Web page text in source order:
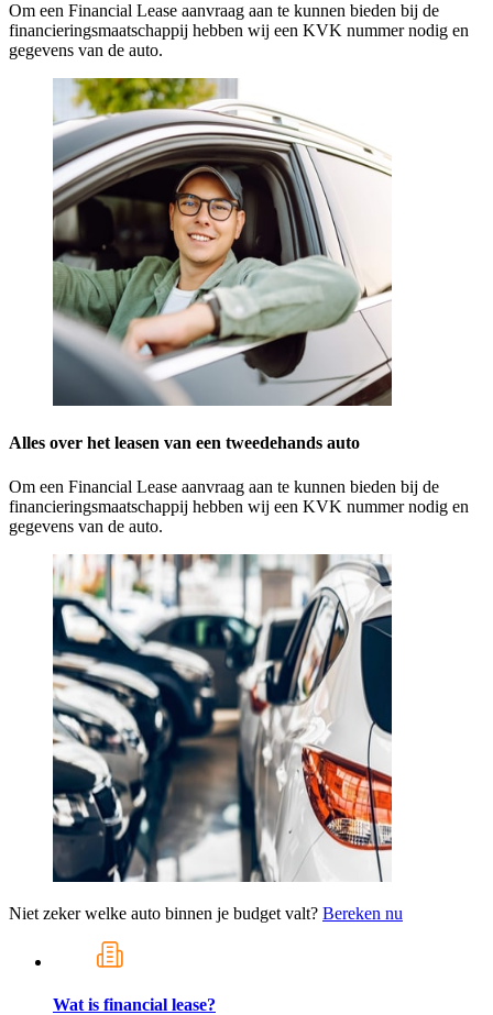
Om een Financial Lease aanvraag aan te kunnen bieden bij de
financieringsmaatschappij hebben wij een KVK nummer nodig en
gegevens van de auto.
Alles over het leasen van een tweedehands auto
Om een Financial Lease aanvraag aan te kunnen bieden bij de
financieringsmaatschappij hebben wij een KVK nummer nodig en
gegevens van de auto.
Niet zeker welke auto binnen je budget valt? Bereken nu
Wat is financial lease?